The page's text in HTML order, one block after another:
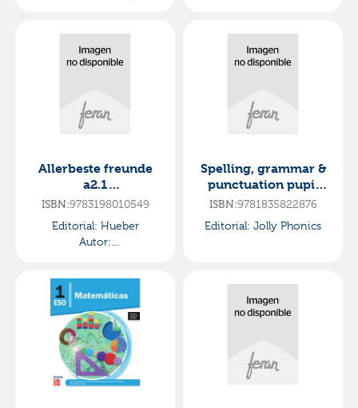
Allerbeste freunde
a2.1
kb&code·allerbeste
ISBN:9783198010549
Editorial: Hueber
Autor:
Spelling, grammar &
punctuation pupil
book 2
ISBN:9781835822876
Editorial: Jolly Phonics